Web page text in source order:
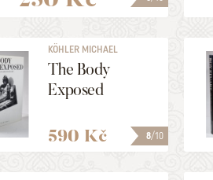
8/10
KÖHLER MICHAEL
The Body
Exposed
590 Kč